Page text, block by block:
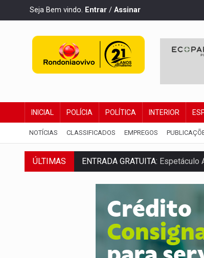
Seja Bem vindo. Entrar / Assinar
INICIAL POLÍCIA POLÍTICA INTERIOR
NOTÍCIAS CLASSIFICADOS EMPREGOS
ÚLTIMAS ENTRADA GRATUITA: Espetáculo
VÍDEO:Três são presos após
CELEBRAÇÃO: Cerejeiras
Anvisa desmente boato
Pitbulls fogem de